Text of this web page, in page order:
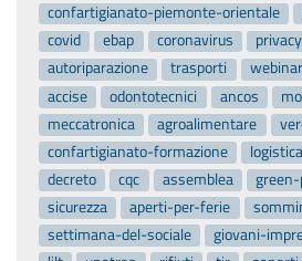
confartigianato-piemonte-orientale
covid
ebap coronavirus privacy
autoriparazione
trasporti webinar
accise
odontotecnici ancos
meccatronica
agroalimentare
confartigianato-formazione
logistica
decreto
cqc assemblea
sicurezza
aperti-per-ferie
settimana-del-sociale
giovani-